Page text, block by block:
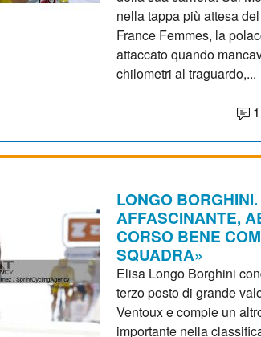
nella tappa più attesa
France Femmes, la
attaccato quando
chilometri al traguardo,...
1
LONGO
AFFASCINANTE,
CORSO BENE
SQUADRA»
Elisa Longo Borghini
terzo posto di grande
Ventoux e compie un
importante nella